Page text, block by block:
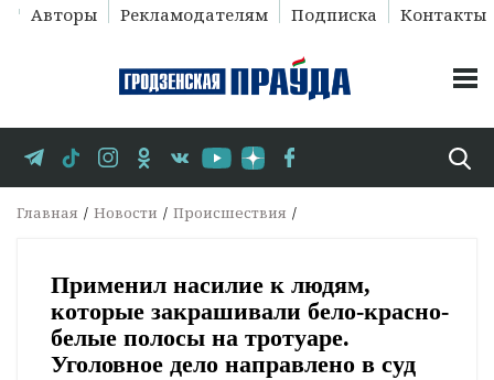
Авторы Рекламодателям Подписка Контакты
Главная Новости Происшествия
Применил насилие к людям,
которые закрашивали бело-красно-
белые полосы на тротуаре.
Уголовное дело направлено в суд